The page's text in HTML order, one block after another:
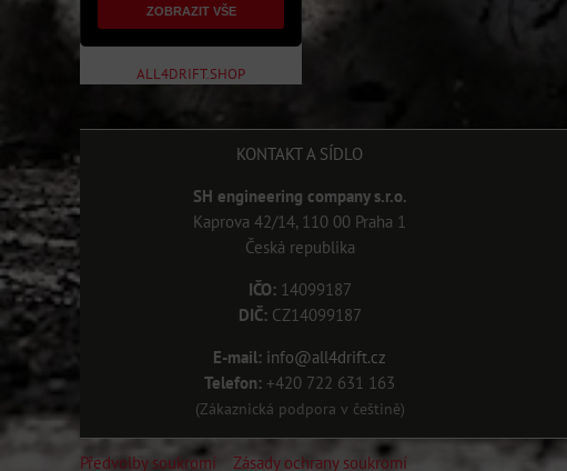
ZOBRAZIT VŠE
ALL4DRIFT.SHOP
KONTAKT A SÍDLO
SH engineering company s.r.o.
Kaprova 42/14, 110 00 Praha 1
Česká republika
IČO:14099187
DIČ:CZ14099187
E-mail: info@all4drift.cz
Telefon: +420 722 631 163
(Zákaznická podpora v češtině)
Předvolby soukromí Zásady ochrany soukromí